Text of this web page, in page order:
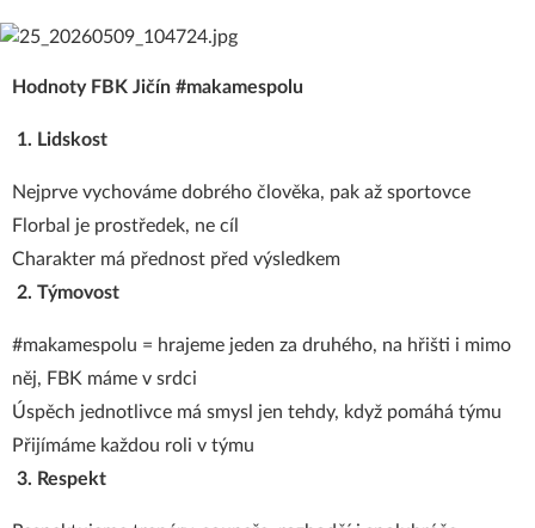
Hodnoty FBK Jičín #makamespolu
1. Lidskost
Nejprve vychováme dobrého člověka, pak až sportovce
Florbal je prostředek, ne cíl
Charakter má přednost před výsledkem
2. Týmovost
#makamespolu = hrajeme jeden za druhého, na hřišti i mimo
něj, FBK máme v srdci
Úspěch jednotlivce má smysl jen tehdy, když pomáhá týmu
Přijímáme každou roli v týmu
3. Respekt